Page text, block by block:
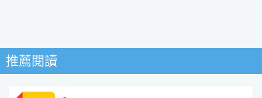
推薦閱讀